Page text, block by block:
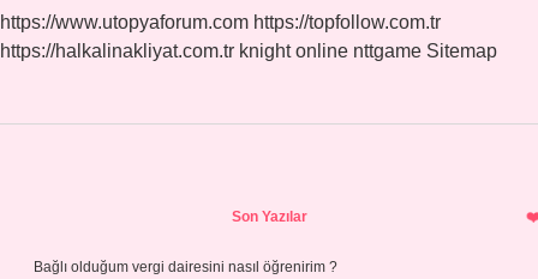
https://www.utopyaforum.com https://topfollow.com.tr
https://halkalinakliyat.com.tr knight online nttgame Sitemap
Son Yazılar
Bağlı olduğum vergi dairesini nasıl öğrenirim ?